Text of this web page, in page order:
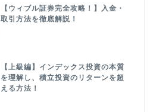
【ウィブル証券完全攻略！】入金・
取引方法を徹底解説！
【上級編】インデックス投資の本質
を理解し、積立投資のリターンを超
える方法！